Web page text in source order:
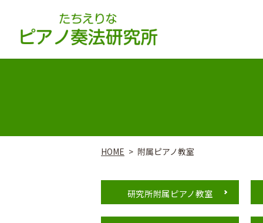
HOME 附属ピアノ教室
研究所附属ピアノ教室